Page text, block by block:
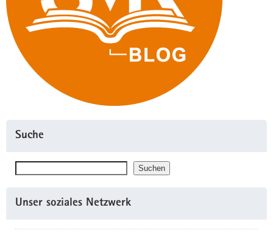
Suche
Suchen
Unser soziales Netzwerk